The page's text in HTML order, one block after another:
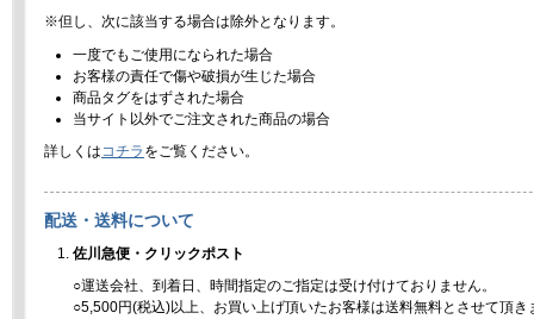
※但し、次に該当する場合は除外となります。
一度でもご使用になられた場合
お客様の責任で傷や破損が生じた場合
商品タグをはずされた場合
当サイト以外でご注文された商品の場合
詳しくはコチラ をご覧ください。
配送・送料について
佐川急便・クリックポスト
○運送会社、到着日、時間指定のご指定は受け付けておりません。
○5,500円(税込)以上、お買い上げ頂いたお客様は送料無料とさせて頂き